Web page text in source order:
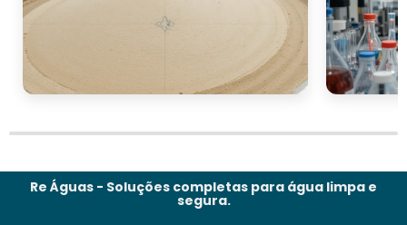
Re Águas - Soluções completas para água limpa e
segura.